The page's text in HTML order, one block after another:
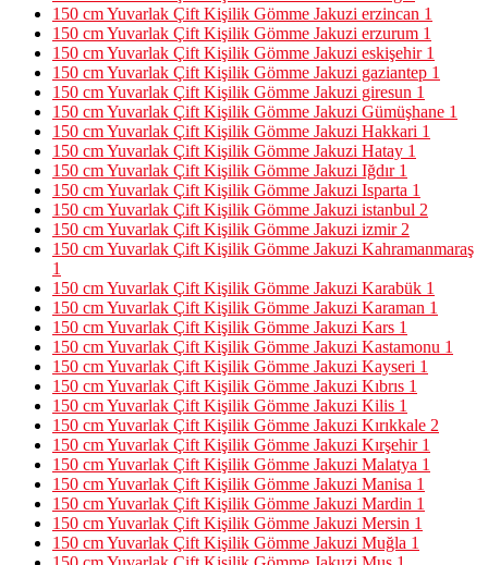
150 cm Yuvarlak Çift Kişilik Gömme Jakuzi erzincan 1
150 cm Yuvarlak Çift Kişilik Gömme Jakuzi erzurum 1
150 cm Yuvarlak Çift Kişilik Gömme Jakuzi eskişehir 1
150 cm Yuvarlak Çift Kişilik Gömme Jakuzi gaziantep 1
150 cm Yuvarlak Çift Kişilik Gömme Jakuzi giresun 1
150 cm Yuvarlak Çift Kişilik Gömme Jakuzi Gümüşhane 1
150 cm Yuvarlak Çift Kişilik Gömme Jakuzi Hakkari 1
150 cm Yuvarlak Çift Kişilik Gömme Jakuzi Hatay 1
150 cm Yuvarlak Çift Kişilik Gömme Jakuzi Iğdır 1
150 cm Yuvarlak Çift Kişilik Gömme Jakuzi Isparta 1
150 cm Yuvarlak Çift Kişilik Gömme Jakuzi istanbul 2
150 cm Yuvarlak Çift Kişilik Gömme Jakuzi izmir 2
150 cm Yuvarlak Çift Kişilik Gömme Jakuzi Kahramanmaraş
1
150 cm Yuvarlak Çift Kişilik Gömme Jakuzi Karabük 1
150 cm Yuvarlak Çift Kişilik Gömme Jakuzi Karaman 1
150 cm Yuvarlak Çift Kişilik Gömme Jakuzi Kars 1
150 cm Yuvarlak Çift Kişilik Gömme Jakuzi Kastamonu 1
150 cm Yuvarlak Çift Kişilik Gömme Jakuzi Kayseri 1
150 cm Yuvarlak Çift Kişilik Gömme Jakuzi Kıbrıs 1
150 cm Yuvarlak Çift Kişilik Gömme Jakuzi Kilis 1
150 cm Yuvarlak Çift Kişilik Gömme Jakuzi Kırıkkale 2
150 cm Yuvarlak Çift Kişilik Gömme Jakuzi Kırşehir 1
150 cm Yuvarlak Çift Kişilik Gömme Jakuzi Malatya 1
150 cm Yuvarlak Çift Kişilik Gömme Jakuzi Manisa 1
150 cm Yuvarlak Çift Kişilik Gömme Jakuzi Mardin 1
150 cm Yuvarlak Çift Kişilik Gömme Jakuzi Mersin 1
150 cm Yuvarlak Çift Kişilik Gömme Jakuzi Muğla 1